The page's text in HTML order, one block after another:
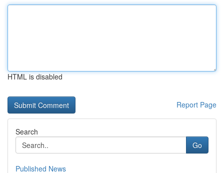
HTML is disabled
Report Page
Search
Go
Published News